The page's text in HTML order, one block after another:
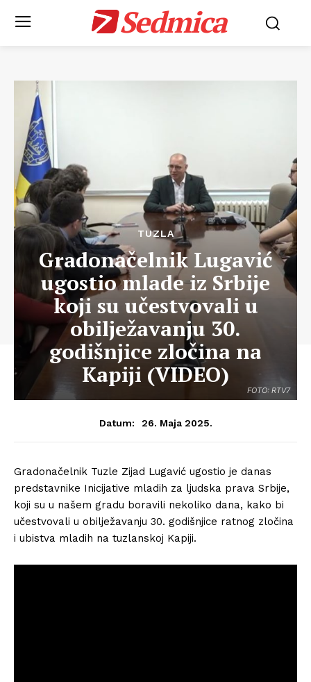
Sedmica
FOTO: RTV7
TUZLA
Gradonačelnik Lugavić
ugostio mlade iz Srbije
koji su učestvovali u
obilježavanju 30.
godišnjice zločina na
Kapiji (VIDEO)
Datum: 26. Maja 2025.
Gradonačelnik Tuzle Zijad Lugavić ugostio je danas
predstavnike Inicijative mladih za ljudska prava Srbije,
koji su u našem gradu boravili nekoliko dana, kako bi
učestvovali u obilježavanju 30. godišnjice ratnog zločina
i ubistva mladih na tuzlanskoj Kapiji.